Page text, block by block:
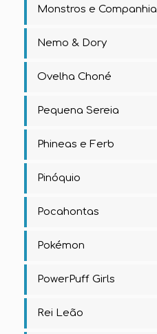
Monstros e Companhia
Nemo & Dory
Ovelha Choné
Pequena Sereia
Phineas e Ferb
Pinóquio
Pocahontas
Pokémon
PowerPuff Girls
Rei Leão